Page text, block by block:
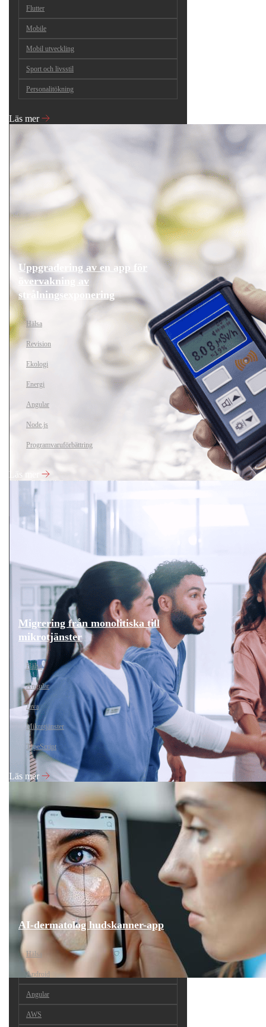
Flutter
Mobile
Mobil utveckling
Sport och livsstil
Personalitökning
Läs mer
Uppgradering av en app för
övervakning av
strålningsexponering
Hälsa
Revision
Ekologi
Energi
Angular
Node.js
Programvaruförbättring
Läs mer
Migrering från monolitiska till
mikrotjänster
Hälsa
Angular
Java
Mikrotjänster
TypeScript
Läs mer
AI-dermatolog hudskanner-app
Hälsa
Android
Angular
AWS